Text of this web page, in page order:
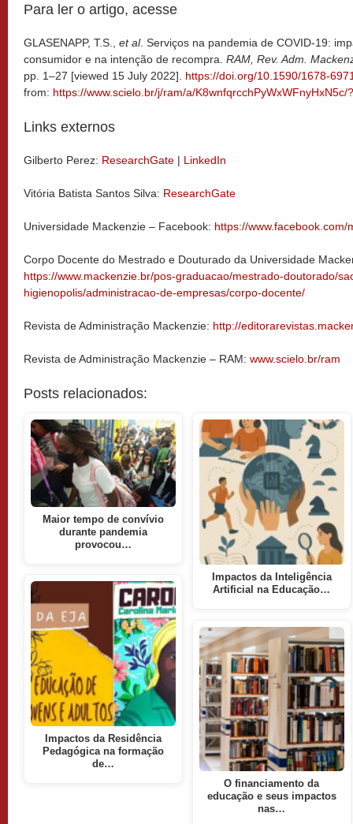
Para ler o artigo, acesse
GLASENAPP, T.S., et al. Serviços na pandemia de COVID-19:
consumidor e na intenção de recompra. RAM, Rev. Adm.
pp. 1–27 [viewed 15 July 2022]. https://doi.org/10.1590/1678-
from: https://www.scielo.br/j/ram/a/K8wnfqrcchPyWxWFnyHxN5c/
Links externos
Gilberto Perez: ResearchGate | LinkedIn
Vitória Batista Santos Silva: ResearchGate
Universidade Mackenzie – Facebook: https://www.facebook.com/
Corpo Docente do Mestrado e Douturado da Universidade
https://www.mackenzie.br/pos-graduacao/mestrado-doutorado/
higienopolis/administracao-de-empresas/corpo-docente/
Revista de Administração Mackenzie: http://
Revista de Administração Mackenzie – RAM: www.scielo.br/ram
Posts relacionados:
Maior tempo de convívio
durante pandemia
provocou…
Impactos da Residência
Pedagógica na formação
de…
Impactos da Inteligência
Artificial na Educação…
O financiamento da
educação e seus impactos
nas…